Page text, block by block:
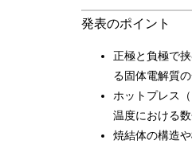
発表のポイント
正極と負極で
る固体電解質
ホットプレス
温度における
焼結体の構造